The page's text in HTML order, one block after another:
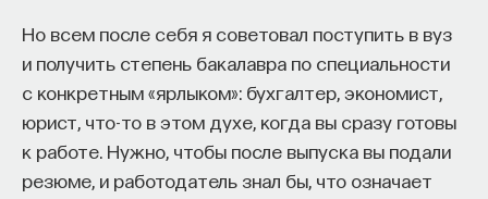
Но всем после себя я советовал поступить в вуз
и получить степень бакалавра по специальности
с конкретным «ярлыком»: бухгалтер, экономист,
юрист, что-то в этом духе, когда вы сразу готовы
к работе. Нужно, чтобы после выпуска вы подали
резюме, и работодатель знал бы, что означает
что "это античники, что с них взять, это
медиевисты". Когда люди начинают
специализироваться на кафедре (на истфаке это
с третьего курса), занятий становится так много,
и они такие сложные, что люди, которые
несерьёзно к этому относятся, туда и не идут.